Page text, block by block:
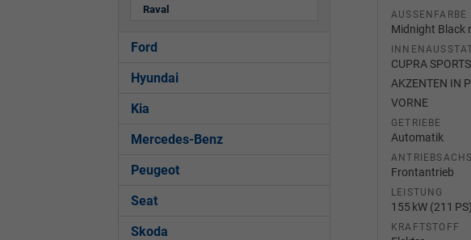
AUSSENFARBE
Midnight Black
CUPRA
AKZENTEN IN
VORNE
GETRIEBE
Automatik
Frontantrieb
LEISTUNG
155 kW (211 PS)
KRAFTSTOFF
Raval
Ford
Hyundai
Kia
Mercedes-Benz
Peugeot
Seat
Skoda